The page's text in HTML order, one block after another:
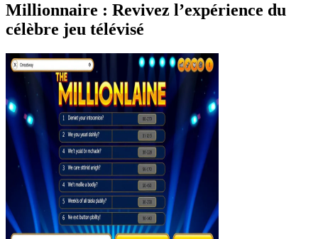
Millionnaire : Revivez l’expérience du
célèbre jeu télévisé